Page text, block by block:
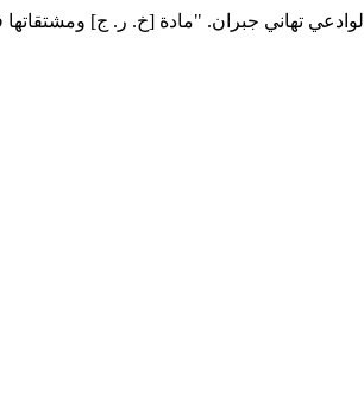
الوادعي تهاني جبران. "مادة [خ. ر. ج]